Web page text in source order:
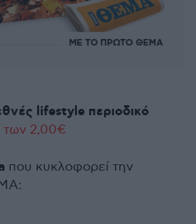
lifestyle περιοδικό
των 2,00€
που κυκλοφορεί την